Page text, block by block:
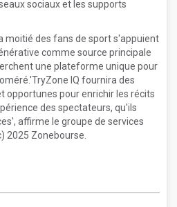
sociaux et les supports
moitié des fans de sport s'appuient
comme source principale
une plateforme unique pour
IQ fournira des
pour enrichir les récits
des spectateurs, qu'ils
affirme le groupe de services
2025 Zonebourse.